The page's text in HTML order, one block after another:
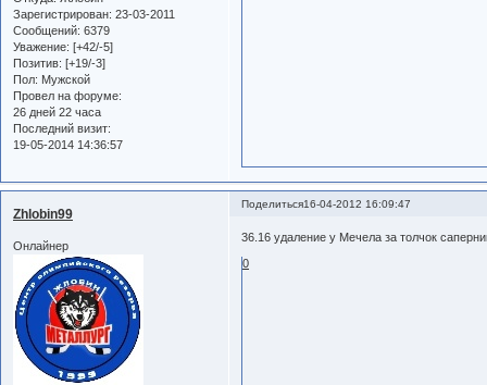
Зарегистрирован: 23-03-2011
Сообщений: 6379
Уважение: [+42/-5]
Позитив: [+19/-3]
Пол: Мужской
Провел на форуме:
26 дней 22 часа
Последний визит:
19-05-2014 14:36:57
Поделиться16-04-2012 16:09:47
Zhlobin99
Онлайнер
36.16 удаление у Мечела за толчок
0